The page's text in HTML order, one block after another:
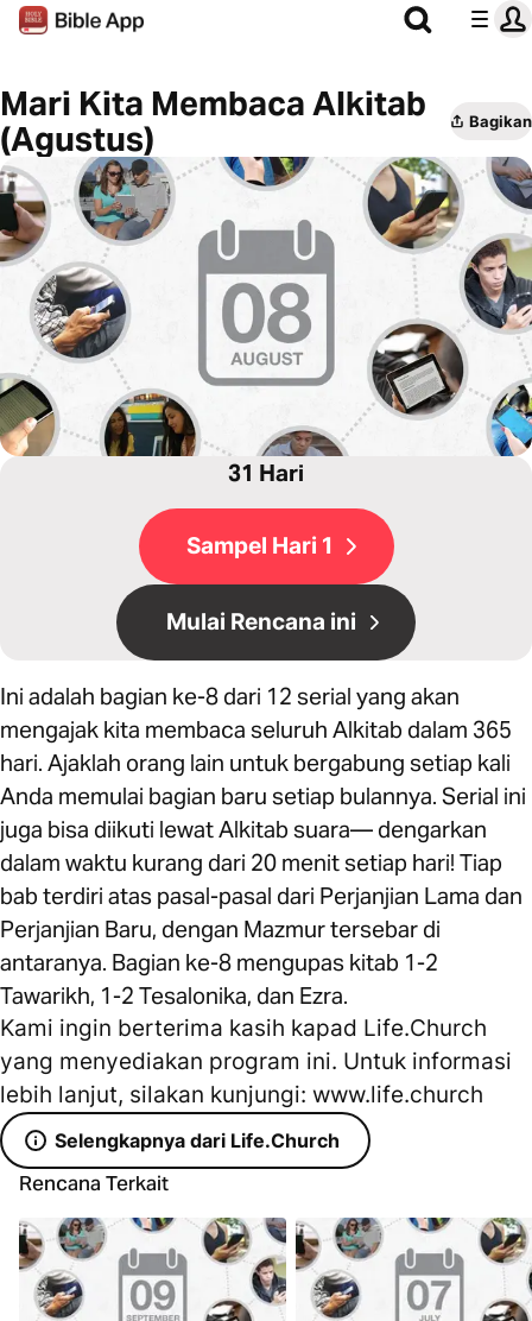
Mari Kita Membaca Alkitab
(Agustus)
Bagikan
31 Hari
Sampel Hari 1
Mulai Rencana ini
Ini adalah bagian ke-8 dari 12 serial yang akan
mengajak kita membaca seluruh Alkitab dalam 365
hari. Ajaklah orang lain untuk bergabung setiap kali
Anda memulai bagian baru setiap bulannya. Serial ini
juga bisa diikuti lewat Alkitab suara— dengarkan
dalam waktu kurang dari 20 menit setiap hari! Tiap
bab terdiri atas pasal-pasal dari Perjanjian Lama dan
Perjanjian Baru, dengan Mazmur tersebar di
antaranya. Bagian ke-8 mengupas kitab 1-2
Tawarikh, 1-2 Tesalonika, dan Ezra.
Kami ingin berterima kasih kapad Life.Church
yang menyediakan program ini. Untuk informasi
lebih lanjut, silakan kunjungi: www.life.church
Selengkapnya dari Life.Church
Rencana Terkait